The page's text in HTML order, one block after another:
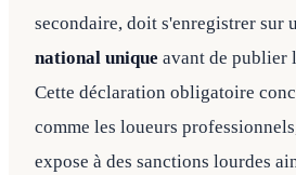
secondaire, doit s'enregistrer sur
national unique avant de publier
Cette déclaration obligatoire
comme les loueurs
expose à des sanctions lourdes